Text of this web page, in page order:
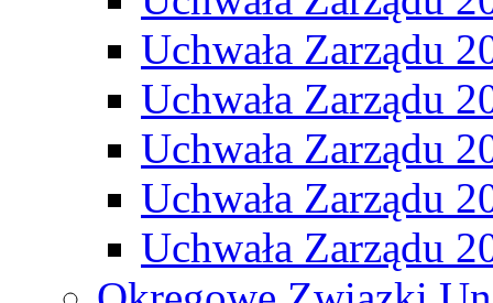
Uchwała Zarządu
Uchwała Zarządu
Uchwała Zarządu
Uchwała Zarządu
Uchwała Zarządu